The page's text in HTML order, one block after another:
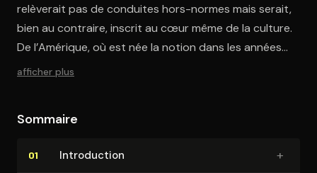
relèverait pas de conduites hors-normes mais serait,
bien au contraire, inscrit au cœur même de la culture.
De l’Amérique, où est née la notion dans les années
1990, à l’Europe, et dans une moindre mesure le sous-
Ne relevant ni de la passion, ni de l’amour, mais de
historiques, démographiques, économiques, enfin
afficher plus
Sommaire
01 In­tro­duc­tion +